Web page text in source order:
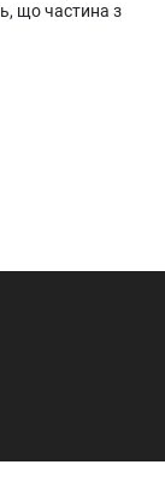
що частина з